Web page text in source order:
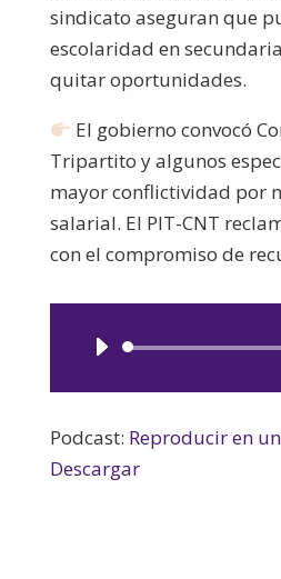
sindicato aseguran que
escolaridad en
quitar oportunidades.
El gobierno convocó
Tripartito y algunos
mayor conflictividad por
salarial. El PIT-CNT
con el compromiso de
Podcast: Reproducir en
Descargar